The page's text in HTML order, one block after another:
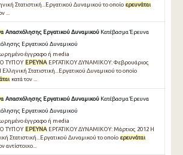
Στατιστική...Εργατικού ∆υναµικού το οποίο ερευνάται
...
Απασχόλησης Εργατικού Δυναμικού Κατέβασμα Έρευνα
Εργατικού Δυναμικού
έγγραφο ή media
ΤΥΠΟΥ ΕΡΕΥΝΑΕΡΓΑΤΙΚΟΥ ∆ΥΝΑΜΙΚΟΥ: Φεβρουάριος
Ελληνική Στατιστική...Εργατικού ∆υναµικού το οποίο
κατά τον ...
Απασχόλησης Εργατικού Δυναμικού Κατέβασμα Έρευνα
Εργατικού Δυναμικού
έγγραφο ή media
ΤΥΠΟΥ ΕΡΕΥΝΑΕΡΓΑΤΙΚΟΥ ∆ΥΝΑΜΙΚΟΥ: Μάρτιος 2012 Η
Στατιστική...Εργατικού ∆υναµικού το οποίο ερευνάται
αντίστοιχο...